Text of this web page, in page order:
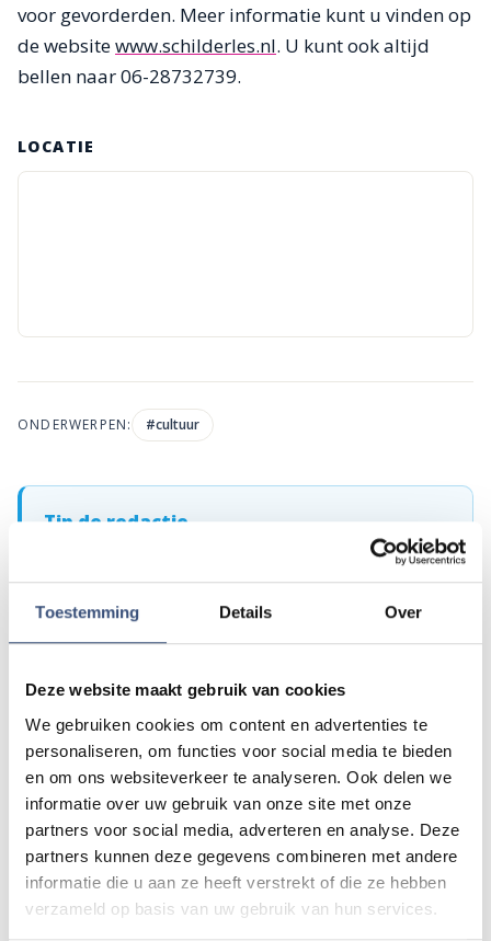
Toestemming Details Over
Deze website maakt gebruik van cookies
We gebruiken cookies om content en advertenties te
personaliseren, om functies voor social media te bieden
en om ons websiteverkeer te analyseren. Ook delen we
informatie over uw gebruik van onze site met onze
partners voor social media, adverteren en analyse. Deze
partners kunnen deze gegevens combineren met andere
informatie die u aan ze heeft verstrekt of die ze hebben
verzameld op basis van uw gebruik van hun services.
voor gevorderden. Meer informatie kunt u vinden op
de websitewww.schilderles.nl. U kunt ook altijd
bellen naar 06-28732739.
LOCATIE
ONDERWERPEN: #cultuur
Tip de redactie
Heb je nieuws voor ons? Of het nu gaat om een leuk
verhaal, een opmerkelijk bericht, iets dat speelt in de buurt
het ons weten!
💬 WhatsApp 0187-609512
📞 Bel naar 0187-682630
Foutje gezien of twijfel over een advertentie?
Zie je een fout in dit artikel, werkt iets niet goed of kom je een
advertentie tegen die niet klopt? Laat het ons weten via
redactie@omroeparchipel.nl . We kijken er graag naar.